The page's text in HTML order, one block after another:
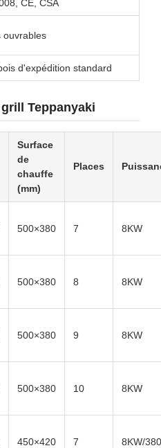
CE, CSA
ouvrables
d'expédition standard
Teppanyaki
Surface
de
chauffe
(mm)
Places
500×380 7 8KW
500×380 8 8KW
500×380 9 8KW
500×380 10 8KW
450×420 7 8KW/